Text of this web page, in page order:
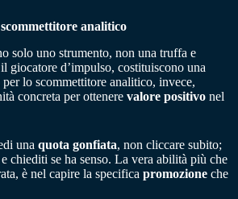
analitico
solo uno strumento, non una truffa e
giocatore d’impulso, costituiscono una
per lo scommettitore analitico, invece,
concreta per ottenere valore positivo nel
una quota gonfiata, non cliccare subito;
e chiediti se ha senso. La vera abilità più che
è nel capire la specifica promozione che